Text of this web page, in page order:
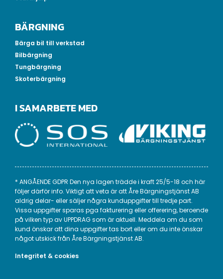
BÄRGNING
Bärga bil till verkstad
Bilbärgning
Tungbärgning
Skoterbärgning
I SAMARBETE MED
* ANGÅENDE GDPR Den nya lagen trädde i kraft 25/5-18 och här
följer därför info. Viktigt att veta är att Åre Bärgningstjänst AB
aldrig delar- eller säljer några kunduppgifter till tredje part.
Vissa uppgifter sparas pga fakturering eller offerering, beroende
på vilken typ av UPPDRAG som är aktuell. Meddela om du som
kund önskar att dina uppgifter tas bort eller om du inte önskar
något utskick från Åre Bärgningstjänst AB.
Integritet & cookies